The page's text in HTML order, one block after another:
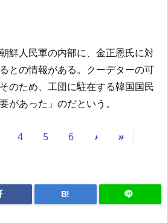
鮮人民軍の内部に、金正恩氏に対
との情報がある。クーデターの可
のため、工団に駐在する韓国国民
があった」のだという。
4 5 6 › »
B!